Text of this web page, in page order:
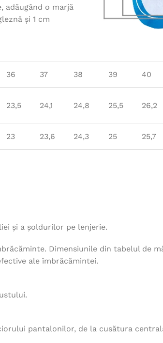
adăugând o marjă
și 1 cm
36 37 38 39 40
23,5 24,1 24,8 25,5 26,2
23 23,6 24,3 25 25,7
și a șoldurilor pe lenjerie.
Dimensiunile din tabelul de
ale îmbrăcămintei.
pantalonilor, de la cusătura